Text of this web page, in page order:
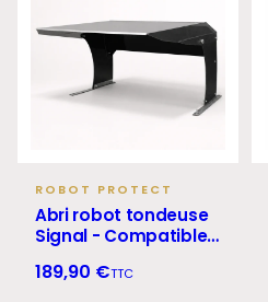
ROBOT PROTECT
Abri robot tondeuse
Signal - Compatible
189,90 €TTC